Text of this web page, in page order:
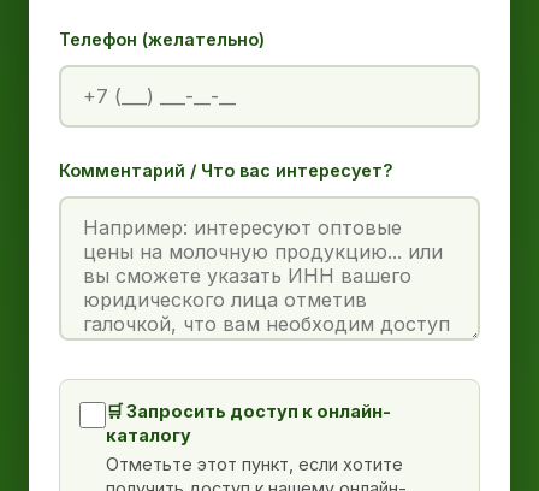
Телефон (желательно)
Комментарий / Что вас интересует?
🛒 Запросить доступ к онлайн-
каталогу
Отметьте этот пункт, если хотите